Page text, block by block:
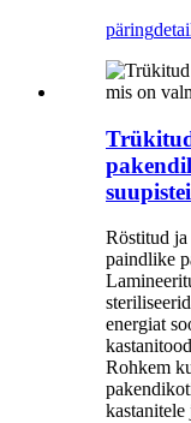
päring
Röstitud
paindlike
energiat
Rohkem
kastanitele